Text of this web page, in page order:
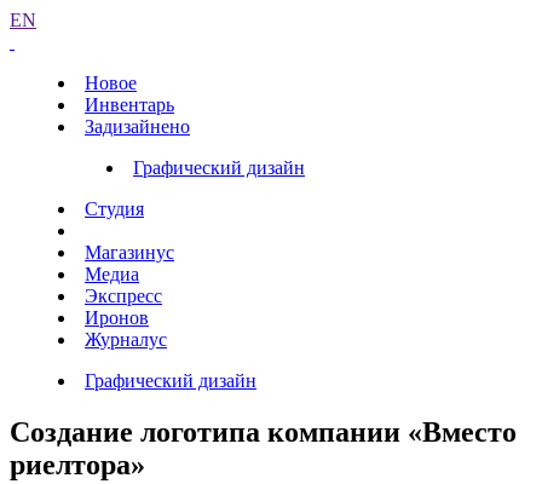
EN
Новое
Инвентарь
Задизайнено
Графический дизайн
Студия
Магазинус
Медиа
Экспресс
Иронов
Журналус
Графический дизайн
Создание логотипа компании «Вместо
риелтора»